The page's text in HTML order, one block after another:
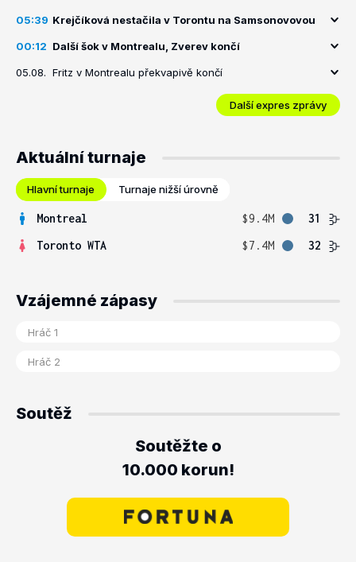
05:39 Krejčíková nestačila v Torontu na Samsonovovou
00:12 Další šok v Montrealu, Zverev končí
05.08. Fritz v Montrealu překvapivě končí
Další expres zprávy
Aktuální turnaje
Hlavní turnaje Turnaje nižší úrovně
Montreal $9.4M
31
Toronto WTA
$7.4M 32
Vzájemné zápasy
Soutěž
Soutěžte o
10.000 korun!